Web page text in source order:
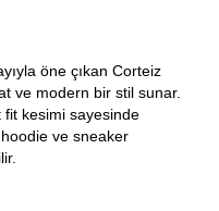
öne çıkan Corteiz
ve modern bir stil sunar.
fit kesimi sayesinde
ve sneaker